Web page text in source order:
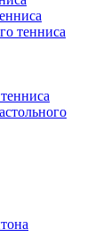
тенниса